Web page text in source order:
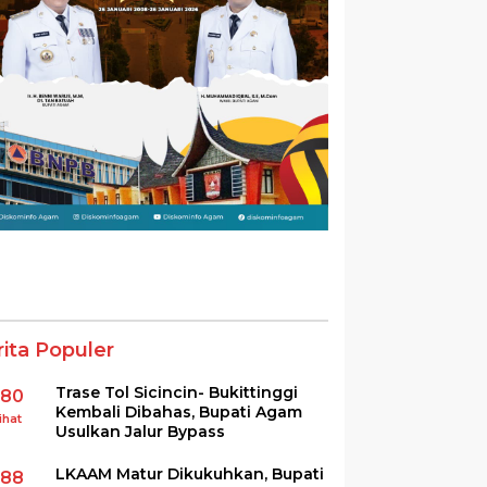
Populer
Trase Tol Sicincin- Bukittinggi
Kembali Dibahas, Bupati Agam
Usulkan Jalur Bypass
LKAAM Matur Dikukuhkan, Bupati